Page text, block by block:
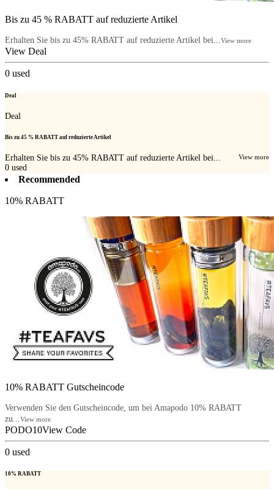
Bis zu 45 % RABATT auf reduzierte Artikel
Erhalten Sie bis zu 45% RABATT auf reduzierte Artikel bei...View more
View Deal
0 used
Deal
Deal
Bis zu 45 % RABATT auf reduzierte Artikel
Erhalten Sie bis zu 45% RABATT auf reduzierte Artikel bei... View more
0 used
Recommended
10% RABATT
10% RABATT Gutscheincode
Verwenden Sie den Gutscheincode, um bei Amapodo 10% RABATT
zu...View more
PODO10View Code
0 used
10% RABATT